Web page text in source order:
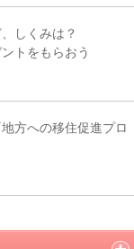
しくみは？
トをもらおう
方への移住促進プロ